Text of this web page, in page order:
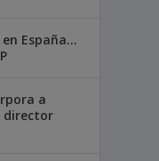
España…
a
director